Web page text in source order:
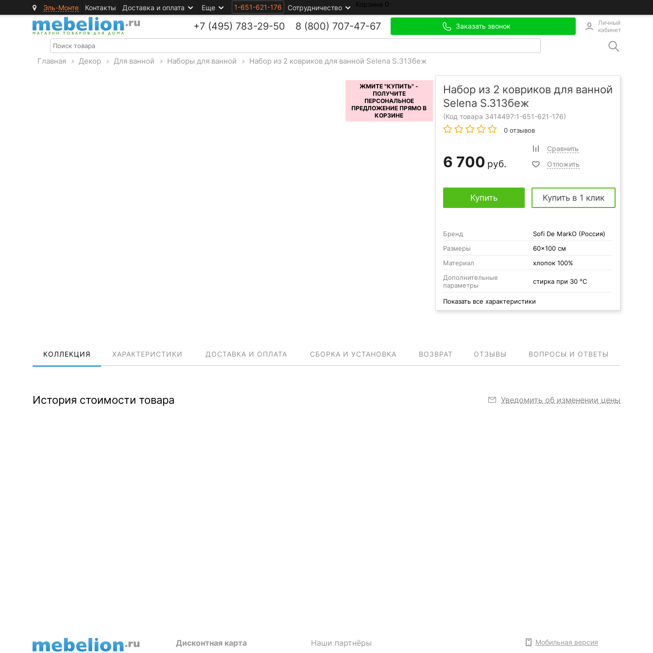
Эль-Монте Контакты Доставка и оплата Еще 1-651-621-176 Сотрудничество Корзина 0
+7 (495) 783-29-50 8 (800) 707-47-67 Заказать звонок
Личный
кабинет
Главная > Декор > Для ванной > Наборы для ванной > Набор из 2 ковриков для ванной Selena S.313беж
Набор из 2 ковриков для ванной
Selena S.313беж
(Код товара 3414497:1-651-621-176)
0 отзывов
6 700 руб.
Сравнить
Отложить
Купить Купить в 1 клик
Бренд
Sofi De MarkO (Россия)
Размеры
60x100 см
Материал
хлопок 100%
Дополнительные
параметры
стирка при 30 °С
Показать все характеристики
КОЛЛЕКЦИЯ ХАРАКТЕРИСТИКИ ДОСТАВКА И ОПЛАТА СБОРКА И УСТАНОВКА ВОЗВРАТ ОТЗЫВЫ ВОПРОСЫ И ОТВЕТЫ
История стоимости товара Уведомить об изменении цены
Дисконтная карта
Наши партнёры
Мобильная версия